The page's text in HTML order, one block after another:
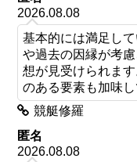
2026.08.08
基本的には満足し
や過去の因縁が考
想が見受けられま
のある要素も加味し
競艇修羅
匿名
2026.08.08